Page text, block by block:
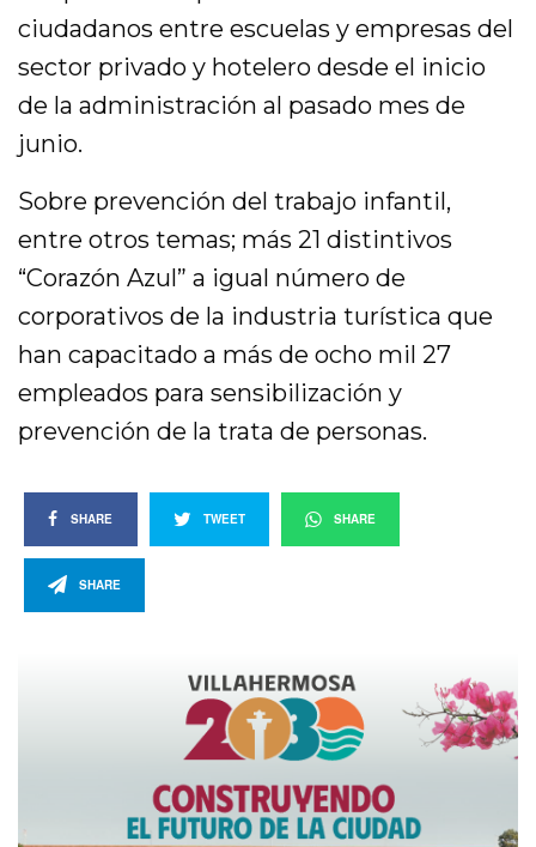
ciudadanos entre escuelas y empresas del
sector privado y hotelero desde el inicio
de la administración al pasado mes de
junio.
Sobre prevención del trabajo infantil,
entre otros temas; más 21 distintivos
“Corazón Azul” a igual número de
corporativos de la industria turística que
han capacitado a más de ocho mil 27
empleados para sensibilización y
prevención de la trata de personas.
SHARE TWEET SHARE
SHARE